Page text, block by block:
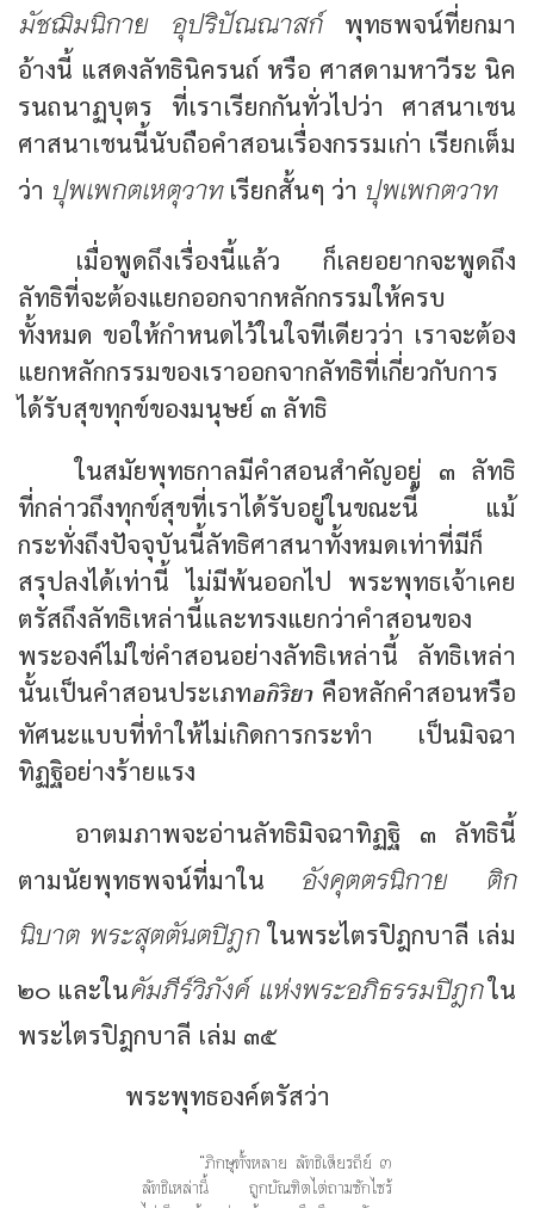
มัชฌิมนิกาย อุปริปัณณาสก์ พุทธพจน์ที่ยกมา
อ้างนี้ แสดงลัทธินิครนถ์ หรือ ศาสดามหาวีระ นิค
รนถนาฏบุตร ที่เราเรียกกันทั่วไปว่า ศาสนาเชน
ศาสนาเชนนี้นับถือคำสอนเรื่องกรรมเก่า เรียกเต็ม
ว่า ปุพเพกตเหตุวาทเรียกสั้นๆ ว่า ปุพเพกตวาท
เมื่อพูดถึงเรื่องนี้แล้ว ก็เลยอยากจะพูดถึง
ลัทธิที่จะต้องแยกออกจากหลักกรรมให้ครบ
ทั้งหมด ขอให้กำหนดไว้ในใจทีเดียวว่า เราจะต้อง
แยกหลักกรรมของเราออกจากลัทธิที่เกี่ยวกับการ
ได้รับสุขทุกข์ของมนุษย์ ๓ ลัทธิ
ในสมัยพุทธกาลมีคำสอนสำคัญอยู่ ๓ ลัทธิ
ที่กล่าวถึงทุกข์สุขที่เราได้รับอยู่ในขณะนี้ แม้
กระทั่งถึงปัจจุบันนี้ลัทธิศาสนาทั้งหมดเท่าที่มีก็
สรุปลงได้เท่านี้ ไม่มีพ้นออกไป พระพุทธเจ้าเคย
ตรัสถึงลัทธิเหล่านี้และทรงแยกว่าคำสอนของ
พระองค์ไม่ใช่คำสอนอย่างลัทธิเหล่านี้ ลัทธิเหล่า
นั้นเป็นคำสอนประเภทอกิริยาคือหลักคำสอนหรือ
ทัศนะแบบที่ทำให้ไม่เกิดการกระทำ เป็นมิจฉา
ทิฏฐิอย่างร้ายแรง
อาตมภาพจะอ่านลัทธิมิจฉาทิฏฐิ ๓ ลัทธินี้
ตามนัยพุทธพจน์ที่มาใน อังคุตตรนิกาย ติก
นิบาต พระสุตตันตปิฎกในพระไตรปิฎกบาลี เล่ม
๒๐ และในคัมภีร์วิภังค์ แห่งพระอภิธรรมปิฎกใน
พระไตรปิฎกบาลี เล่ม ๓๕
พระพุทธองค์ตรัสว่า
“ภิกษุทั้งหลาย ลัทธิเดียรถีย์ ๓
ลัทธิเหล่านี้ ถูกบัณฑิตไต่ถามซักไซร้